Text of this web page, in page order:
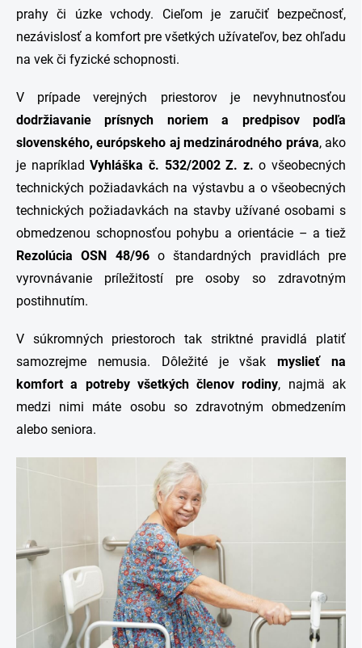
prahy či úzke vchody. Cieľom je zaručiť bezpečnosť,
nezávislosť a komfort pre všetkých užívateľov, bez ohľadu
na vek či fyzické schopnosti.
V prípade verejných priestorov je nevyhnutnosťou
dodržiavanie prísnych noriem a predpisov podľa
slovenského, európskeho aj medzinárodného práva, ako
je napríkladVyhláška č. 532/2002 Z. z. o všeobecných
technických požiadavkách na výstavbu a o všeobecných
technických požiadavkách na stavby užívané osobami s
obmedzenou schopnosťou pohybu a orientácie – a tiež
Rezolúcia OSN 48/96 o štandardných pravidlách pre
vyrovnávanie príležitostí pre osoby so zdravotným
postihnutím.
V súkromných priestoroch tak striktné pravidlá platiť
samozrejme nemusia. Dôležité je všakmyslieť na
komfort a potreby všetkých členov rodiny, najmä ak
medzi nimi máte osobu so zdravotným obmedzením
alebo seniora.